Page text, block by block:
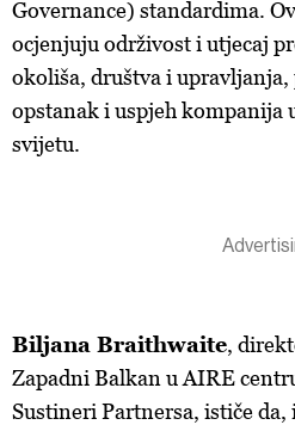
Governance) standardima.
ocjenjuju održivost i utjecaj
okoliša, društva i
opstanak i uspjeh kompanija
svijetu.
Biljana Braithwaite,
Zapadni Balkan u AIRE
Sustineri Partnersa, ističe da,